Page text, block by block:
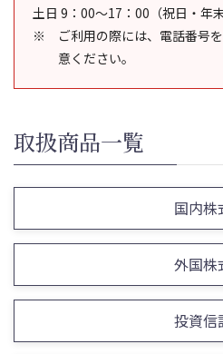
土日 9：00～17：00（祝日・年
ご利用の際には、電話番号
意ください。
取扱商品一覧
国内株
外国株
投資信